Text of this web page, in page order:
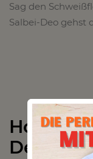
Sag den
Salbei-Deo gehst
Deo